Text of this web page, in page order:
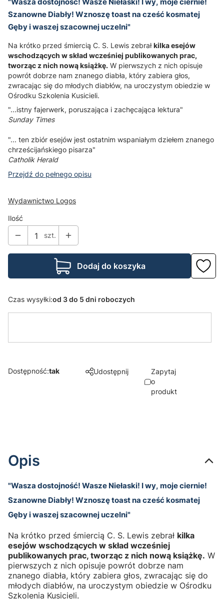
Szanowne Diabły! Wznoszę toast na cześć kosmatej
Gęby i waszej szacownej uczelni"
Na krótko przed śmiercią C. S. Lewis zebrałkilka esejów
wschodzących w skład wcześniej publikowanych prac,
tworząc z nich nową książkę. W pierwszych z nich opisuje
powrót dobrze nam znanego diabła, który zabiera głos,
zwracając się do młodych diabłów, na uroczystym obiedzie w
Ośrodku Szkolenia Kusicieli.
"...istny fajerwerk, poruszająca i zachęcająca lektura"
Sunday Times
"... ten zbiór esejów jest ostatnim wspaniałym dziełem znanego
chrześcijańskiego pisarza"
Catholik Herald
Przejdź do pełnego opisu
Wydawnictwo Logos
Ilość
szt.
Dodaj do koszyka
Czas wysyłki:od 3 do 5 dni roboczych
Dostępność:tak Udostępnij
Zapytaj
o
produkt
Opis
"Wasza dostojność! Wasze Niełaski! I wy, moje ciernie!
Szanowne Diabły! Wznoszę toast na cześć kosmatej
Gęby i waszej szacownej uczelni"
Na krótko przed śmiercią C. S. Lewis zebrał kilka
esejów wschodzących w skład wcześniej
publikowanych prac, tworząc z nich nową książkę. W
pierwszych z nich opisuje powrót dobrze nam
znanego diabła, który zabiera głos, zwracając się do
młodych diabłów, na uroczystym obiedzie w Ośrodku
Szkolenia Kusicieli.